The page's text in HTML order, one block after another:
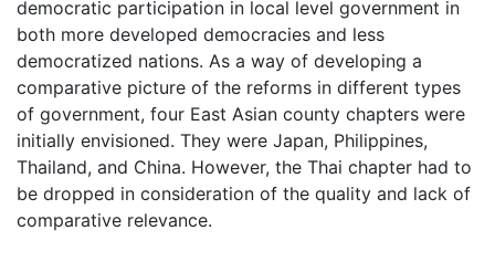
democratic participation in local level government in
both more developed democracies and less
democratized nations. As a way of developing a
comparative picture of the reforms in different types
of government, four East Asian county chapters were
initially envisioned. They were Japan, Philippines,
Thailand, and China. However, the Thai chapter had to
be dropped in consideration of the quality and lack of
comparative relevance.